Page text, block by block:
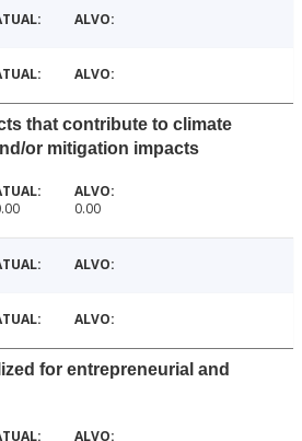
that contribute to climate
or mitigation impacts
0.00
for entrepreneurial and